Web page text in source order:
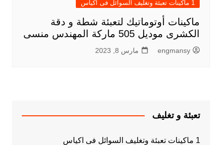
1 ماكينات تعبئة وتغليف السوائل فى اكياس
ماكينات أوتوماتيك لتعبئة شطة و دقة
الكشرى موديل 505 ماركة المهندس منسى
engmansy مارس 8, 2023
تعبئة و تغليف
1 ماكينات تعبئة وتغليف السوائل فى اكياس